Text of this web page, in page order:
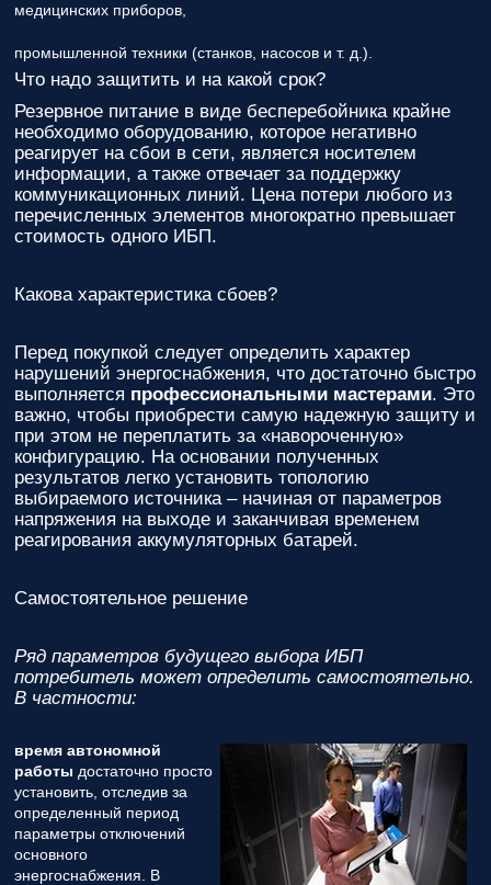
медицинских приборов,
промышленной техники (станков, насосов и т. д.).
Что надо защитить и на какой срок?
Резервное питание в виде бесперебойника крайне
необходимо оборудованию, которое негативно
реагирует на сбои в сети, является носителем
информации, а также отвечает за поддержку
коммуникационных линий. Цена потери любого из
перечисленных элементов многократно превышает
стоимость одного ИБП.
Какова характеристика сбоев?
Перед покупкой следует определить характер
нарушений энергоснабжения, что достаточно быстро
выполняется профессиональными мастерами. Это
важно, чтобы приобрести самую надежную защиту и
при этом не переплатить за «навороченную»
конфигурацию. На основании полученных
результатов легко установить топологию
выбираемого источника – начиная от параметров
напряжения на выходе и заканчивая временем
реагирования аккумуляторных батарей.
Самостоятельное решение
Ряд параметров будущего выбора ИБП
потребитель может определить самостоятельно.
В частности:
время автономной
работы достаточно просто
установить, отследив за
определенный период
параметры отключений
основного
энергоснабжения. В
(380В)
Далее >><<
Назад